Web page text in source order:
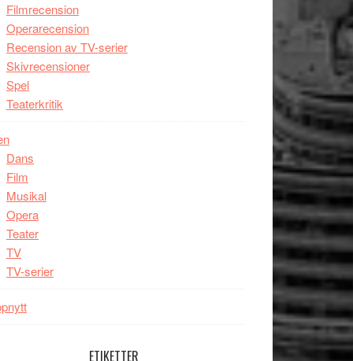
Filmrecension
Operarecension
Recension av TV-serier
Skivrecensioner
Spel
Teaterkritik
Dans
Film
Musikal
Opera
Teater
TV
TV-serier
ETIKETTER